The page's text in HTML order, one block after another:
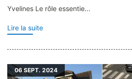
Yvelines Le rôle essentie...
Lire la suite
06SEPT. 2024